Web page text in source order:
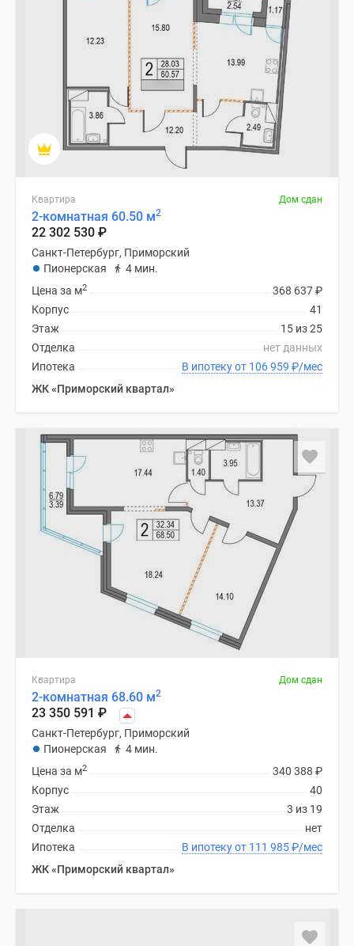
Квартира Дом сдан
2-комнатная 60.50 м2
22 302 530 ₽
Санкт-Петербург, Приморский
Пионерская
4 мин.
368 637₽
Цена за м2
41
Корпус
15 из 25
Этаж
нет данных
Отделка
В ипотеку от 106 959 ₽/мес
Ипотека
ЖК «Приморский квартал»
Квартира Дом сдан
2-комнатная 68.60 м2
23 350 591 ₽
Санкт-Петербург, Приморский
Пионерская
4 мин.
340 388 ₽
Цена за м2
40
Корпус
3 из 19
Этаж
нет
Отделка
В ипотеку от 111 985₽/мес
Ипотека
ЖК «Приморский квартал»